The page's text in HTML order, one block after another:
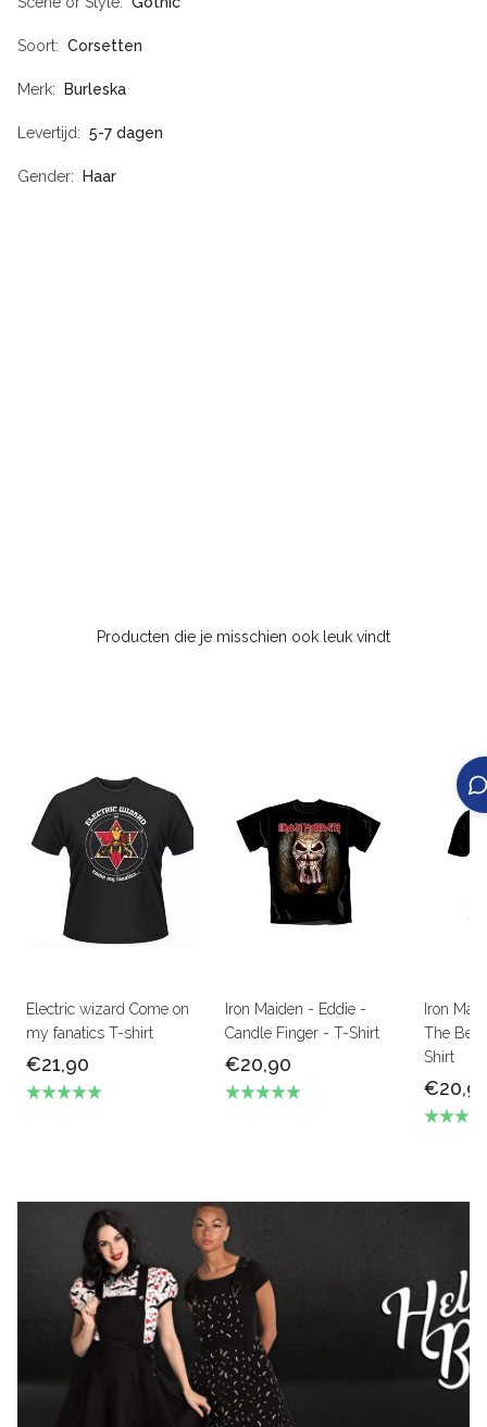
Soort Corsetten
Merk Burleska
Levertijd 5-7 dagen
Gender Haar
Producten die je misschien ook leuk vindt
Electric wizard Come on
my fanatics T-shirt
€21,90
Iron Maiden - Eddie -
Candle Finger - T-Shirt
€20,90
Iron
The
Shirt